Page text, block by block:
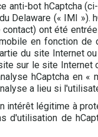
bot hCaptcha
Delaware (« IMI
ont été
en fonction
du site Internet
sur le site
hCaptcha en
a lieu si
intérêt légitime à
de